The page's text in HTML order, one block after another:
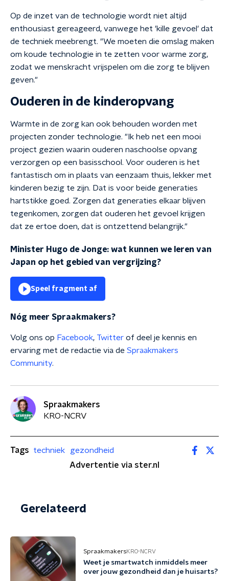
Op de inzet van de technologie wordt niet altijd
enthousiast gereageerd, vanwege het 'kille gevoel' dat
de techniek meebrengt. "We moeten die omslag maken
om koude technologie in te zetten voor warme zorg,
zodat we menskracht vrijspelen om die zorg te blijven
geven."
Ouderen in de kinderopvang
Warmte in de zorg kan ook behouden worden met
projecten zonder technologie. "Ik heb net een mooi
project gezien waarin ouderen naschoolse opvang
verzorgen op een basisschool. Voor ouderen is het
fantastisch om in plaats van eenzaam thuis, lekker met
kinderen bezig te zijn. Dat is voor beide generaties
hartstikke goed. Zorgen dat generaties elkaar blijven
tegenkomen, zorgen dat ouderen het gevoel krijgen
dat ze ertoe doen, dat is ontzettend belangrijk."
Minister Hugo de Jonge: wat kunnen we leren van
Japan op het gebied van vergrijzing?
Speel fragment af
Nóg meer Spraakmakers?
Volg ons op Facebook, Twitter of deel je kennis en
ervaring met de redactie via de Spraakmakers
Community.
Spraakmakers
KRO-NCRV
Tags techniek
gezondheid
Advertentie via ster.nl
Gerelateerd
SpraakmakersKRO-NCRV
Weet je smartwatch inmiddels meer
over jouw gezondheid dan je huisarts?